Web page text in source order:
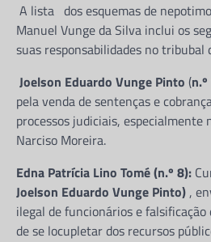
A lista dos esquemas de
Manuel Vunge da Silva inclui os
suas responsabilidades no tribubal
Joelson Eduardo Vunge Pinto (
pela venda de sentenças e
processos judiciais, especialmente
Narciso Moreira.
Edna Patrícia Lino Tomé (n.º 8):
Joelson Eduardo Vunge Pinto),
ilegal de funcionários e
de se locupletar dos recursos